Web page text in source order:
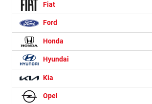
Fiat
Ford
Honda
Hyundai
Kia
Opel